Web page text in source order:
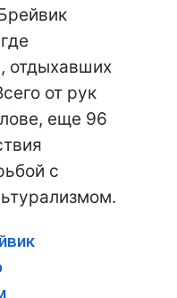
отдыхавших
от рук
еще 96
с